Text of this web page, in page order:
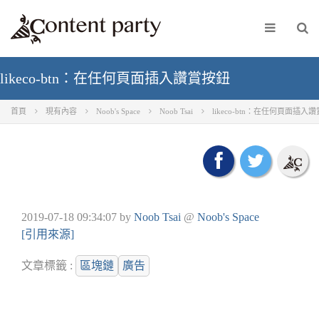
likeco-btn：在任何頁面插入讚賞按鈕
首頁 現有內容 Noob's Space Noob Tsai likeco-btn：在任何頁面插入讚
2019-07-18 09:34:07 by Noob Tsai @ Noob's Space
[引用來源]
文章標籤 : 區塊鏈 廣告